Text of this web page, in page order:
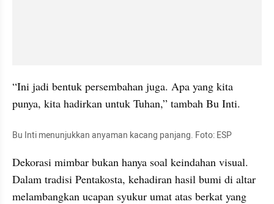
“Ini jadi bentuk persembahan juga. Apa yang kita
punya, kita hadirkan untuk Tuhan,” tambah Bu Inti.
Bu Inti menunjukkan anyaman kacang panjang. Foto: ESP
Dekorasi mimbar bukan hanya soal keindahan visual.
Dalam tradisi Pentakosta, kehadiran hasil bumi di altar
melambangkan ucapan syukur umat atas berkat yang